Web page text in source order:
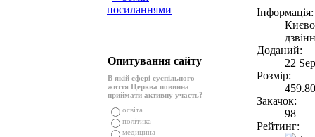
посиланнями
Опитування сайту
В якій сфері суспільного
життя Церква повинна
приймати активну участь?
освіта
політика
медицина
Інформація:
Доданий:
22
Розмір:
Закачок:
98
Рейтинг: